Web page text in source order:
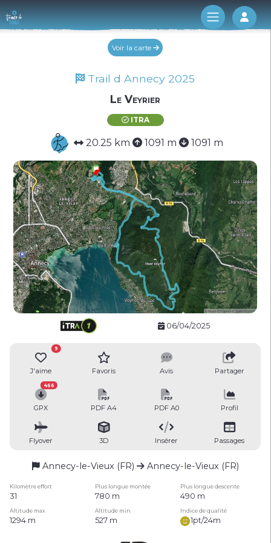
Log
Voir la carte
Trail d Annecy 2025
Le Veyrier
ITRA
20.25 km 1091 m 1091 m
06/04/2025
J'aime
9
Favoris Avis Partager
GPX
466
PDF A4 PDF A0 Profil
Flyover 3D Insérer Passages
Annecy-le-Vieux (FR) Annecy-le-Vieux (FR)
Kilomètre effort Plus longue montée Plus longue descente
31 780 m 490 m
Altitude max Altitude min Indice de qualité
1294 m 527 m 1pt/24m